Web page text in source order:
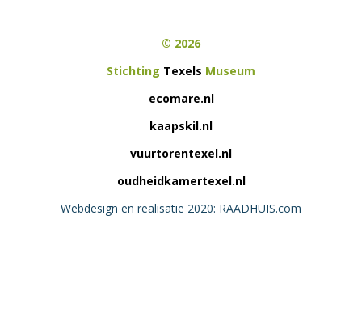
© 2026
Stichting Texels Museum
ecomare.nl
kaapskil.nl
vuurtorentexel.nl
oudheidkamertexel.nl
Webdesign en realisatie 2020: RAADHUIS.com